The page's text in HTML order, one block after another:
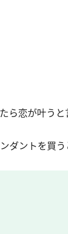
ら恋が叶う
ダントを買